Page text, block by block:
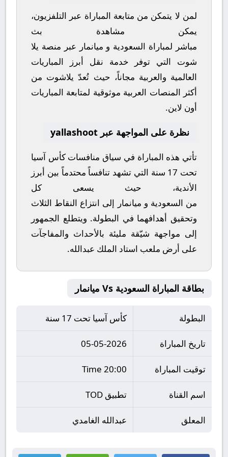
لمن لا يتمكن من متابعة المباراة عبر التلفزيون،
يمكن مشاهدة بث
مباشر لمباراة السعودية و ميانمار عبر منصة يلا
شوت التي توفر خدمة نقل أبرز المباريات
العالمية والعربية مجاناً، حيث تُعدّ يلاشوت من
أكثر المنصات العربية موثوقية لمتابعة المباريات
أون لاين.
نظرة على المواجهة عبر yallashoot
تأتي هذه المباراة في سياق منافساتكأس آسيا
تحت 17 سنة
التي تشهد تنافساً محتدماً بين أبرز
الأندية، حيث يسعى كل
من السعودية و ميانمار إلى انتزاع النقاط الثلاث
وتحقيق أهدافهما في البطولة. ويتطلع الجمهور
إلى مواجهة شيّقة مليئة بالأحداث والمفاجآت
على أرض ملعب استاد الملك عبدالله.
بطاقة المباراة السعودية Vs ميانمار
البطولة كأس آسيا تحت 17 سنة
تاريخ المباراة 05-05-2026
توقيت المباراة 20:00 Time
اسم القناة تطبيق TOD
المعلق عبدالله الغامدي